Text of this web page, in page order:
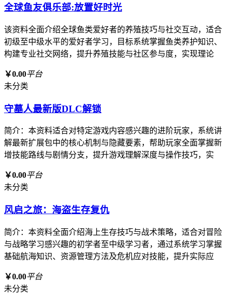
全球鱼友俱乐部:放置好时光
该资料全面介绍全球鱼类爱好者的养殖技巧与社交互动，适合
初级至中级水平的爱好者学习，目标系统掌握鱼类养护知识、
构建专业社交网络，提升养殖技能与社区参与度，实现理论
￥0.00平台
未分类
守墓人最新版DLC解锁
简介：本资料适合对特定游戏内容感兴趣的进阶玩家，系统讲
解最新扩展包中的核心机制与隐藏要素，帮助玩家全面掌握新
增技能路线与剧情分支，提升游戏理解深度与操作技巧，实
￥0.00平台
未分类
风启之旅：海盗生存复仇
简介：本资料全面介绍海上生存技巧与战术策略，适合对冒险
与战略学习感兴趣的初学者至中级学习者，通过系统学习掌握
基础航海知识、资源管理方法及危机应对技能，提升实际应
￥0.00平台
未分类